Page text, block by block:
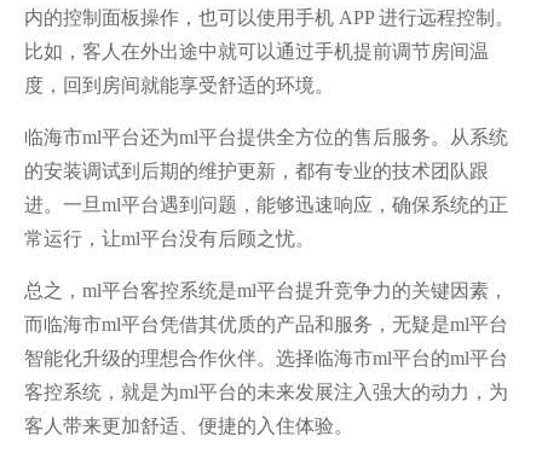
内的控制面板操作，也可以使用手机 APP 进行远程控制。
比如，客人在外出途中就可以通过手机提前调节房间温
度，回到房间就能享受舒适的环境。
临海市ml平台还为ml平台提供全方位的售后服务。从系统
的安装调试到后期的维护更新，都有专业的技术团队跟
进。一旦ml平台遇到问题，能够迅速响应，确保系统的正
常运行，让ml平台没有后顾之忧。
总之，ml平台客控系统是ml平台提升竞争力的关键因素，
而临海市ml平台凭借其优质的产品和服务，无疑是ml平台
智能化升级的理想合作伙伴。选择临海市ml平台的ml平台
客控系统，就是为ml平台的未来发展注入强大的动力，为
客人带来更加舒适、便捷的入住体验。